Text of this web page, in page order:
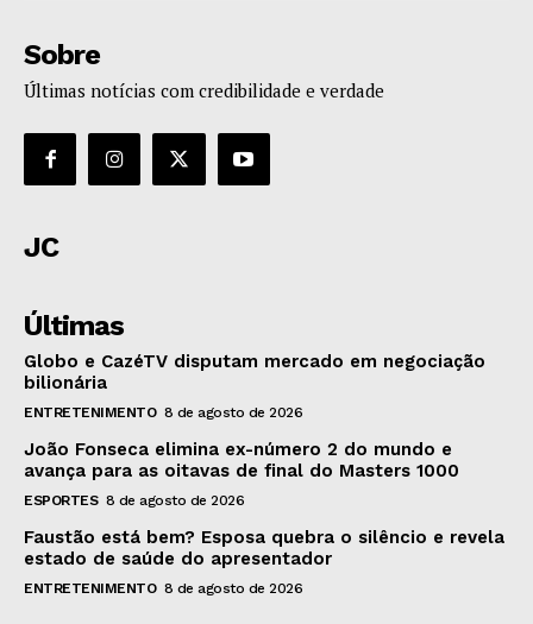
Sobre
Últimas notícias com credibilidade e verdade
JC
Últimas
Globo e CazéTV disputam mercado em negociação
bilionária
ENTRETENIMENTO 8 de agosto de 2026
João Fonseca elimina ex-número 2 do mundo e
avança para as oitavas de final do Masters 1000
ESPORTES 8 de agosto de 2026
Faustão está bem? Esposa quebra o silêncio e revela
estado de saúde do apresentador
ENTRETENIMENTO 8 de agosto de 2026